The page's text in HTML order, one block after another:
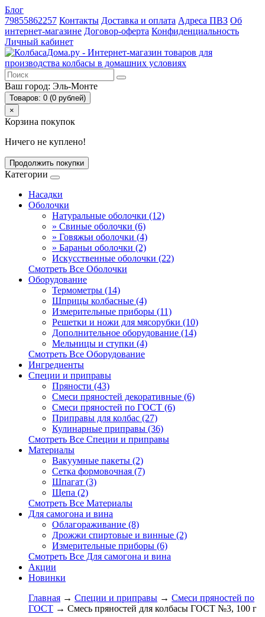
Блог
79855862257 Контакты Доставка и оплата Адреса ПВЗ Об
интернет-магазине Договор-оферта Конфиденциальность
Личный кабинет
Ваш город: Эль-Монте
Товаров: 0 (0 рублей)
×
Корзина покупок
Ничего не куплено!
Продолжить покупки
Категории
Насадки
Оболочки
Натуральные оболочки (12)
» Свиные оболочки (6)
» Говяжьи оболочки (4)
» Бараньи оболочки (2)
Искусственные оболочки (22)
Смотреть Все Оболочки
Оборудование
Термометры (14)
Шприцы колбасные (4)
Измерительные приборы (11)
Решетки и ножи для мясорубки (10)
Дополнительное оборудование (14)
Мельницы и ступки (4)
Смотреть Все Оборудование
Ингредиенты
Специи и приправы
Пряности (43)
Смеси пряностей декоративные (6)
Смеси пряностей по ГОСТ (6)
Приправы для колбас (27)
Кулинарные приправы (36)
Смотреть Все Специи и приправы
Материалы
Вакуумные пакеты (2)
Сетка формовочная (7)
Шпагат (3)
Щепа (2)
Смотреть Все Материалы
Для самогона и вина
Облагораживание (8)
Дрожжи спиртовые и винные (2)
Измерительные приборы (6)
Смотреть Все Для самогона и вина
Акции
Новинки
Главная → Специи и приправы → Смеси пряностей по
ГОСТ → Смесь пряностей для колбасы ГОСТ №3, 100 г